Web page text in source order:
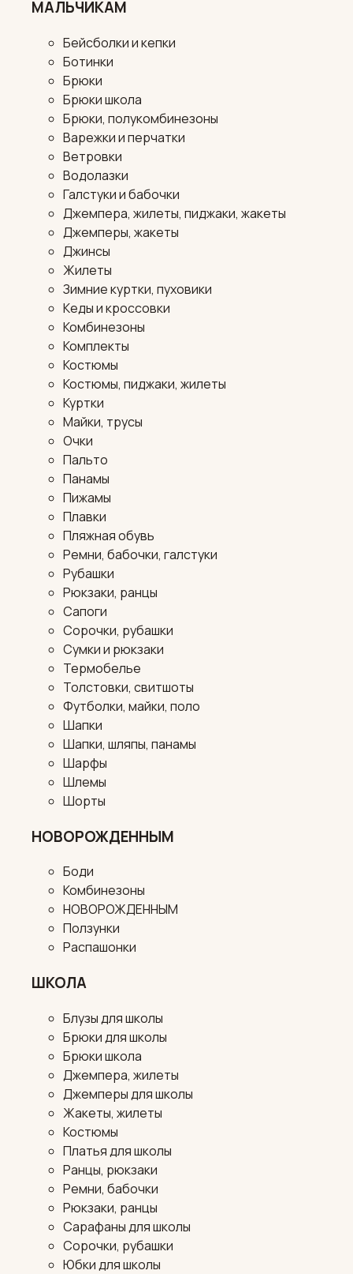
МАЛЬЧИКАМ
Бейсболки и кепки
Ботинки
Брюки
Брюки школа
Брюки, полукомбинезоны
Варежки и перчатки
Ветровки
Водолазки
Галстуки и бабочки
Джемпера, жилеты, пиджаки, жакеты
Джемперы, жакеты
Джинсы
Жилеты
Зимние куртки, пуховики
Кеды и кроссовки
Комбинезоны
Комплекты
Костюмы
Костюмы, пиджаки, жилеты
Куртки
Майки, трусы
Очки
Пальто
Панамы
Пижамы
Плавки
Пляжная обувь
Ремни, бабочки, галстуки
Рубашки
Рюкзаки, ранцы
Сапоги
Сорочки, рубашки
Сумки и рюкзаки
Термобелье
Толстовки, свитшоты
Футболки, майки, поло
Шапки
Шапки, шляпы, панамы
Шарфы
Шлемы
Шорты
НОВОРОЖДЕННЫМ
Боди
Комбинезоны
НОВОРОЖДЕННЫМ
Ползунки
Распашонки
ШКОЛА
Блузы для школы
Брюки для школы
Брюки школа
Джемпера, жилеты
Джемперы для школы
Жакеты, жилеты
Костюмы
Платья для школы
Ранцы, рюкзаки
Ремни, бабочки
Рюкзаки, ранцы
Сарафаны для школы
Сорочки, рубашки
Юбки для школы